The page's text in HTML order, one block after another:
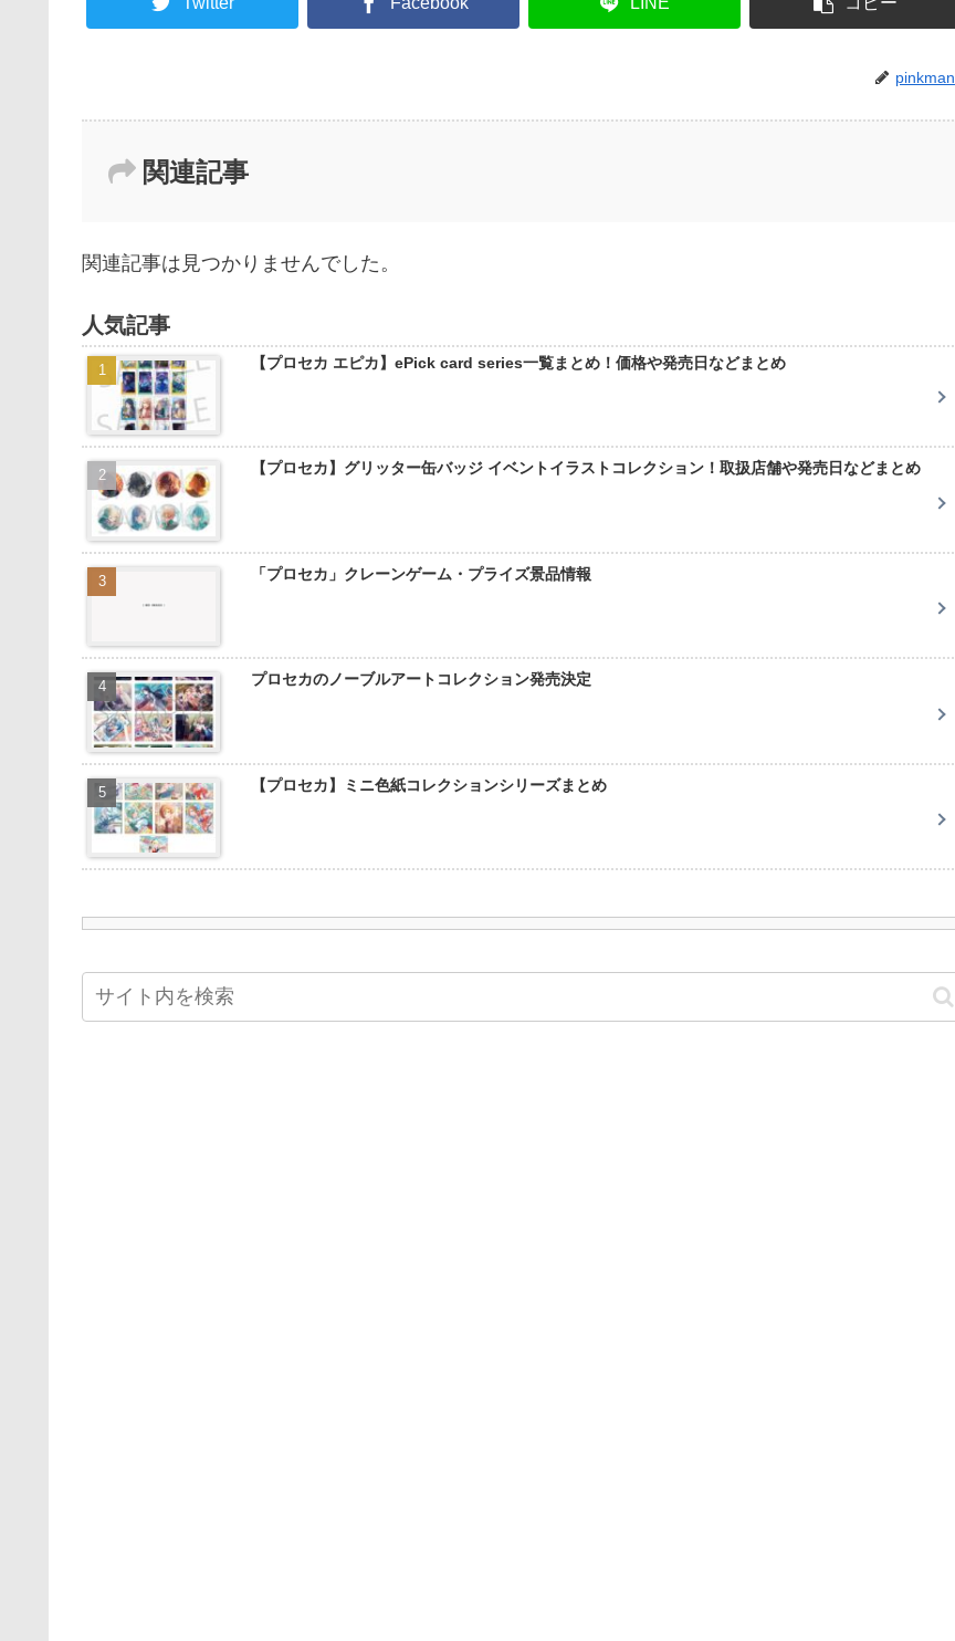
pinkman
関連記事
関連記事は見つかりませんでした。
人気記事
【プロセカ エピカ】ePick card series一覧まとめ！価格や発売日などまとめ
【プロセカ】グリッター缶バッジ イベントイラストコレクション！取扱店舗や発売日などまとめ
「プロセカ」クレーンゲーム・プライズ景品情報
プロセカのノーブルアートコレクション発売決定
【プロセカ】ミニ色紙コレクションシリーズまとめ